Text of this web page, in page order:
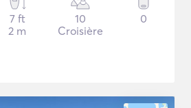
7 ft
2 m
10
Croisière
0